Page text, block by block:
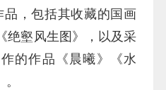
，包括其收藏的国画
绝壑风生图》，以及采
的作品《晨曦》《水